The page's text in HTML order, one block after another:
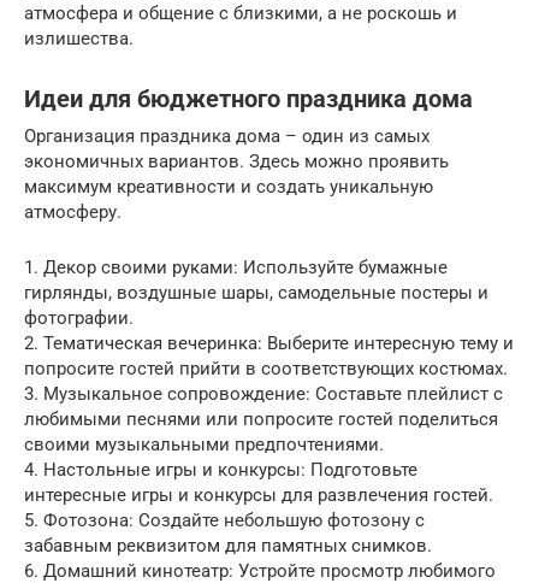
атмосфера и общение с близкими, а не роскошь и
излишества.
Идеи для бюджетного праздника дома
Организация праздника дома – один из самых
экономичных вариантов. Здесь можно проявить
максимум креативности и создать уникальную
атмосферу.
1. Декор своими руками: Используйте бумажные
гирлянды, воздушные шары, самодельные постеры и
фотографии.
2. Тематическая вечеринка: Выберите интересную тему и
попросите гостей прийти в соответствующих костюмах.
3. Музыкальное сопровождение: Составьте плейлист с
любимыми песнями или попросите гостей поделиться
своими музыкальными предпочтениями.
4. Настольные игры и конкурсы: Подготовьте
интересные игры и конкурсы для развлечения гостей.
5. Фотозона: Создайте небольшую фотозону с
забавным реквизитом для памятных снимков.
6. Домашний кинотеатр: Устройте просмотр любимого